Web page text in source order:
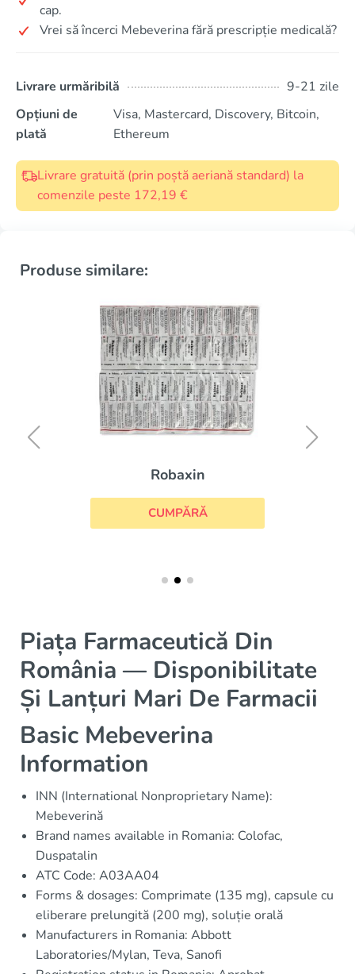
cap.
Vrei să încerci Mebeverina fără prescripție medicală?
Livrare urmăribilă
9-21 zile
Opțiuni de
plată
Visa, Mastercard, Discovery, Bitcoin,
Ethereum
Livrare gratuită (prin poștă aeriană standard) la
comenzile peste 172,19 €
Produse similare:
Robaxin
CUMPĂRĂ
Piața Farmaceutică Din
România — Disponibilitate
Și Lanțuri Mari De Farmacii
Basic Mebeverina
Information
INN (International Nonproprietary Name):
Mebeverină
Brand names available in Romania: Colofac,
Duspatalin
ATC Code: A03AA04
Forms & dosages: Comprimate (135 mg), capsule cu
eliberare prelungită (200 mg), soluție orală
Manufacturers in Romania: Abbott
Laboratories/Mylan, Teva, Sanofi